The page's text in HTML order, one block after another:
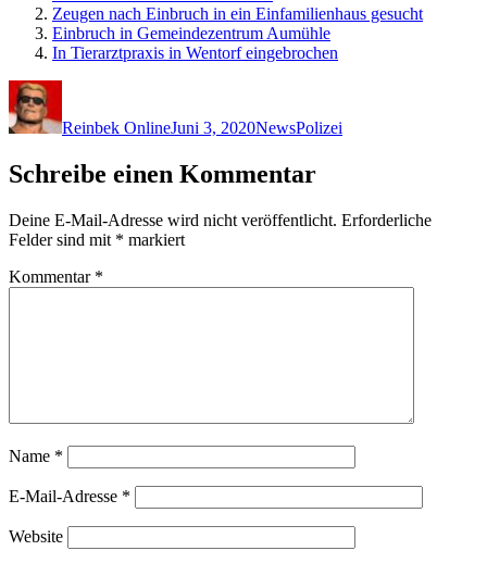
Zeugen nach Einbruch in ein Einfamilienhaus gesucht
Einbruch in Gemeindezentrum Aumühle
In Tierarztpraxis in Wentorf eingebrochen
Reinbek OnlineJuni 3, 2020NewsPolizei
Schreibe einen Kommentar
Deine E-Mail-Adresse wird nicht veröffentlicht. Erforderliche
Felder sind mit * markiert
Kommentar *
Name *
E-Mail-Adresse *
Website